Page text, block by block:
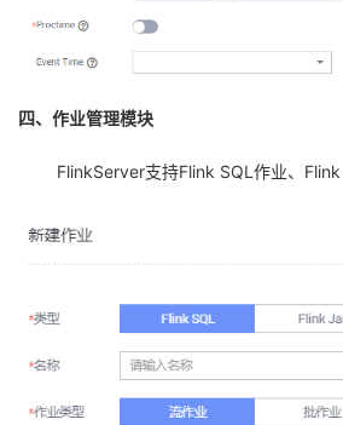
四、作业管理模块
FlinkServer支持Flink SQL 作业、